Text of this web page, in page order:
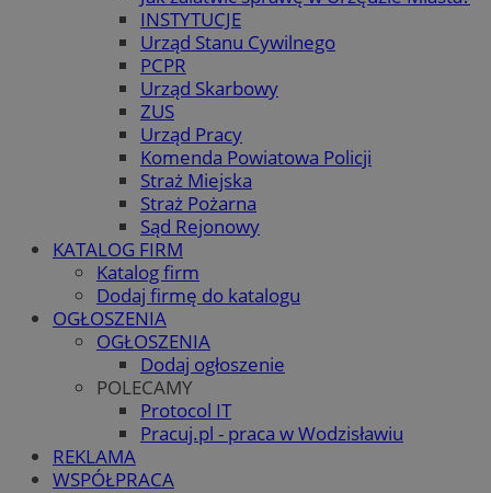
INSTYTUCJE
Urząd Stanu Cywilnego
PCPR
Urząd Skarbowy
ZUS
Urząd Pracy
Komenda Powiatowa Policji
Straż Miejska
Straż Pożarna
Sąd Rejonowy
KATALOG FIRM
Katalog firm
Dodaj firmę do katalogu
OGŁOSZENIA
OGŁOSZENIA
Dodaj ogłoszenie
POLECAMY
Protocol IT
Pracuj.pl - praca w Wodzisławiu
REKLAMA
WSPÓŁPRACA